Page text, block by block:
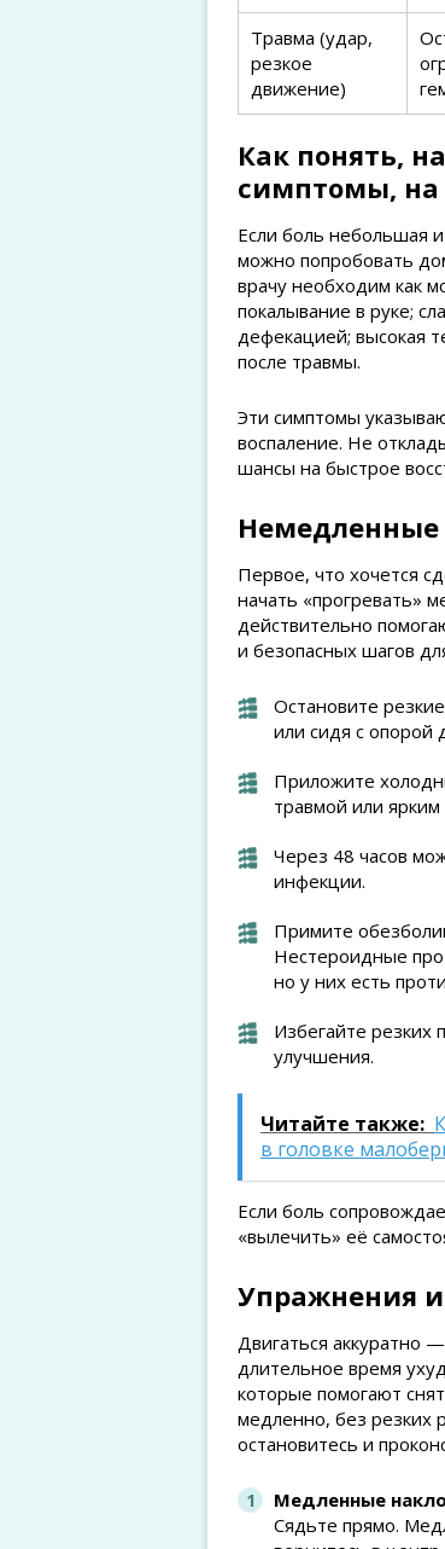
Травма (удар,
резкое
движение)
Как понять,
симптомы, на
Если боль небольшая
можно попробовать
врачу необходим как
покалывание в руке;
дефекацией; высокая
после травмы.
Эти симптомы
воспаление. Не
шансы на быстрое
Немедленные
Первое, что хочется
начать «прогревать»
действительно
и безопасных шагов
Остановите
или сидя с опорой
Приложите
травмой или
Через 48 часов
инфекции.
Примите
Нестероидные
но у них есть
Избегайте резких
улучшения.
Читайте также:
в головке
Если боль
«вылечить» её
Упражнения
Двигаться аккуратно
длительное время
которые помогают
медленно, без резких
остановитесь и
Медленные
Сядьте прямо.